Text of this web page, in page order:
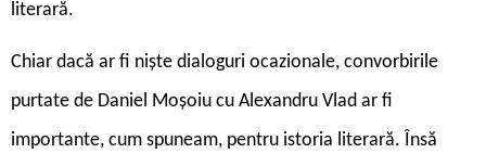
literară.
Chiar dacă ar fi niște dialoguri ocazionale, convorbirile
purtate de Daniel Moșoiu cu Alexandru Vlad ar fi
importante, cum spuneam, pentru istoria literară. Însă